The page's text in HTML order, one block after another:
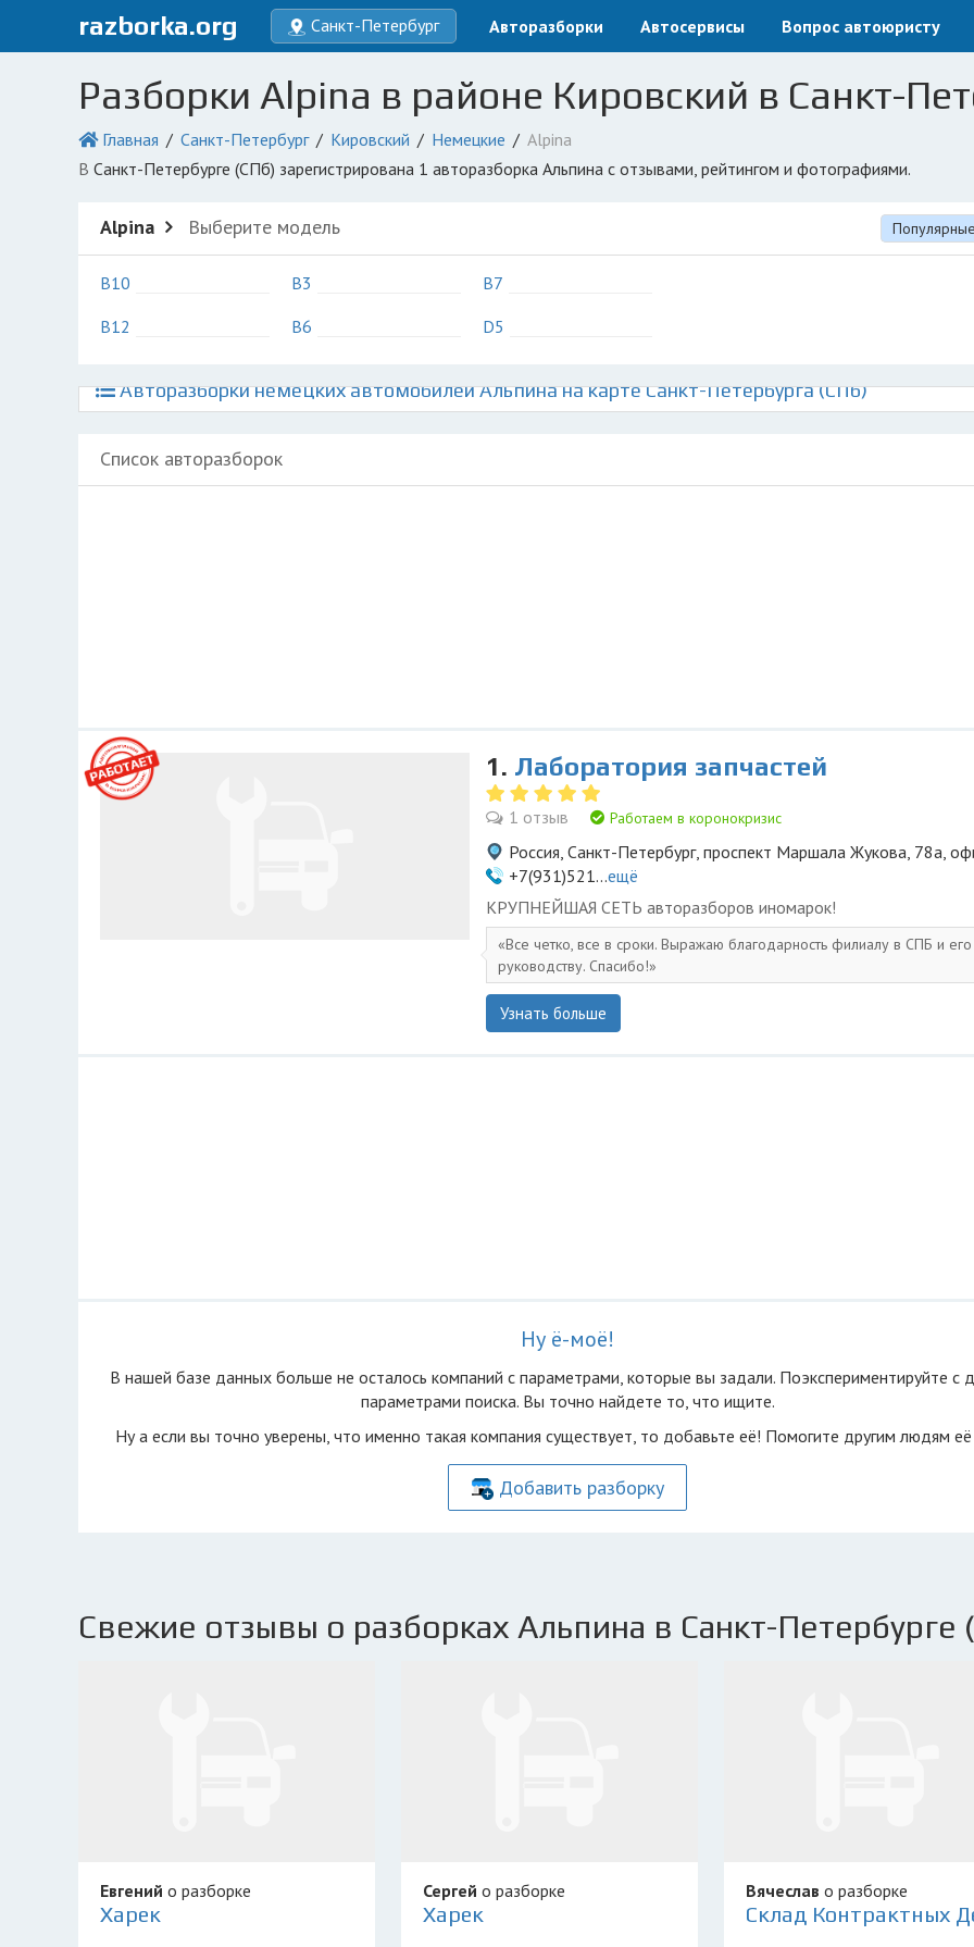
razborka.org Санкт-Петербург Авторазборки Автосервисы Вопрос автоюристу
Разборки Alpina в районе Кировский в Санкт-
Главная Санкт-Петербург Кировский Немецкие
Alpina
в Санкт-Петербурге (СПб) зарегистрирована 1 авторазборка Альпина с отзывами, рейтингом и фотографиями.
Alpina Выберите модель Популярные
B10
B12
B3
B6
B7
D5
Авторазборки немецких автомобилей Альпина на карте Санкт-Петербурга (СПб)
Список авторазборок
1. Лаборатория запчастей
1 отзыв Работаем в коронокризис
Россия, Санкт-Петербург, проспект Маршала Жукова, 78а,
+7(931)521...ещё
KPУПНЕЙШAЯ СЕTЬ aвторазбopов иномapoк!
Все четко, все в сроки. Выражаю благодарность филиалу в СПБ и его
руководству. Спасибо!
Узнать больше
Ну ё-моё!
В нашей базе данных больше не осталоcь компаний с параметрами, которые вы задали. Поэкспериментируйте с
параметрами поиска. Вы точно найдете то, что ищите.
Ну а если вы точно уверены, что именно такая компания существует, то добавьте её! Помогите другим людям
Добавить разборку
Свежие отзывы о разборках Альпина в Санкт-Петербурге
Евгений о разборке
Харек
Сергей о разборке
Харек
Вячеслав о разборке